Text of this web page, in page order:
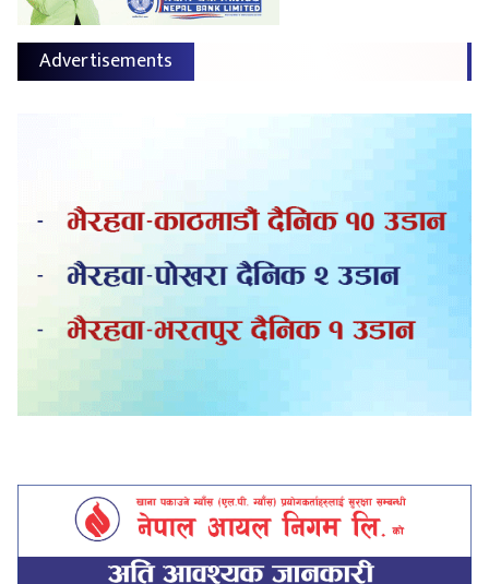
Advertisements